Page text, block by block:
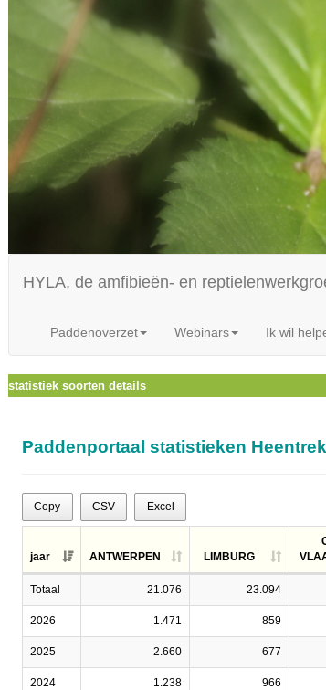
HYLA, de amfibieën- en
Paddenoverzet Webinars Ik wil
statistiek soorten details
Paddenportaal statistieken
Copy CSV Excel
jaar ANTWERPEN LIMBURG
Totaal 21.076 23.094
2026 1.471 859
2025 2.660 677
2024 1.238 966